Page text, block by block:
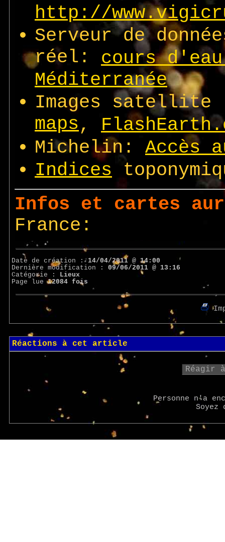
Date de création :14/04/2011 @ 14:00
Dernière modification : 09/06/2011 @ 13:16
Catégorie :
Lieux
Page lue12084 fois
Réactions à cet article
Réagir
Personne n'a